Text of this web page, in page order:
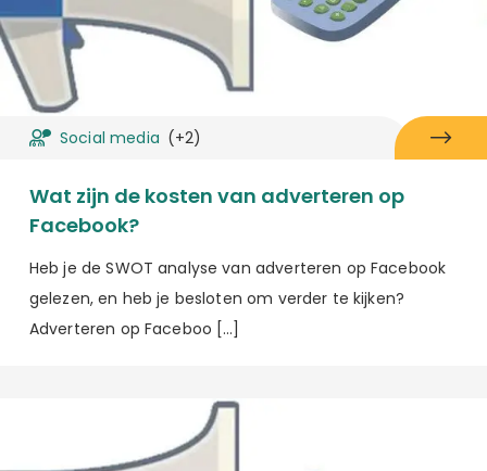
Social media (+2)
Wat zijn de kosten van adverteren op
Facebook?
Heb je de SWOT analyse van adverteren op Facebook
gelezen, en heb je besloten om verder te kijken?
Adverteren op Faceboo […]